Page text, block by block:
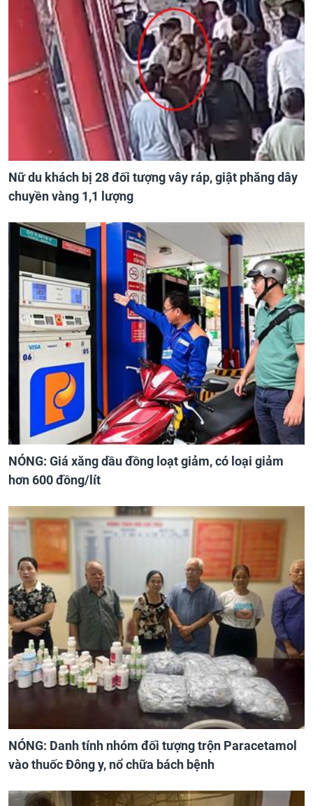
Nữ du khách bị 28 đối tượng vây ráp, giật phăng dây
chuyền vàng 1,1 lượng
NÓNG: Giá xăng dầu đồng loạt giảm, có loại giảm
hơn 600 đồng/lít
NÓNG: Danh tính nhóm đối tượng trộn Paracetamol
vào thuốc Đông y, nổ chữa bách bệnh